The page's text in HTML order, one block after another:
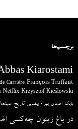
برچسب‌ها
Kiarostami
François Truffaut
Carrière
Krzysztof Kieślowski
Netflix
بابک احمدی بهرام بیضایی تاریخ سینما
در باغ زیتون چه‌کسی